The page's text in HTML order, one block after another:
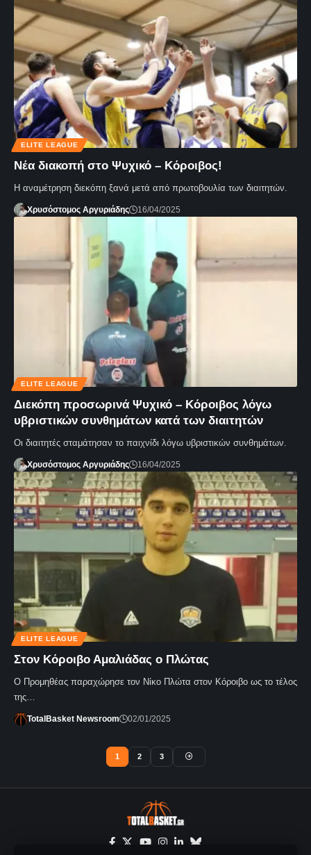
ELITE LEAGUE
Νέα διακοπή στο Ψυχικό – Κόροιβος!
Η αναμέτρηση διεκόπη ξανά μετά από πρωτοβουλία των διαιτητών.
Χρυσόστομος Αργυριάδης 16/04/2025
ELITE LEAGUE
Διεκόπη προσωρινά Ψυχικό – Κόροιβος λόγω
υβριστικών συνθημάτων κατά των διαιτητών
Οι διαιτητές σταμάτησαν το παιχνίδι λόγω υβριστικών συνθημάτων.
Χρυσόστομος Αργυριάδης 16/04/2025
ELITE LEAGUE
Στον Κόροιβο Αμαλιάδας ο Πλώτας
Ο Προμηθέας παραχώρησε τον Νίκο Πλώτα στον Κόροιβο ως το τέλος
της…
TotalBasket Newsroom 02/01/2025
1 2 3